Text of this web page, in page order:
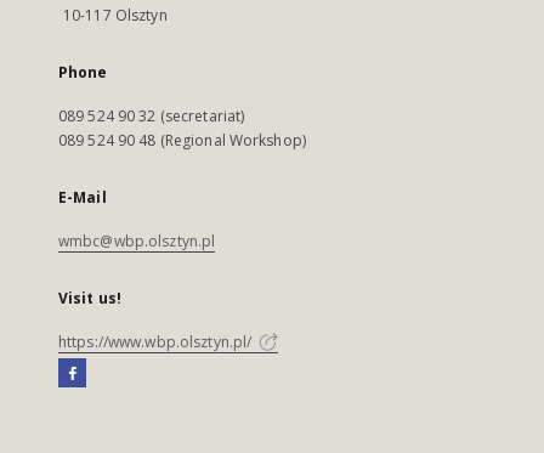
10-117 Olsztyn
Phone
089 524 90 32 (secretariat)
089 524 90 48 (Regional Workshop)
E-Mail
wmbc@wbp.olsztyn.pl
Visit us!
https://www.wbp.olsztyn.pl/